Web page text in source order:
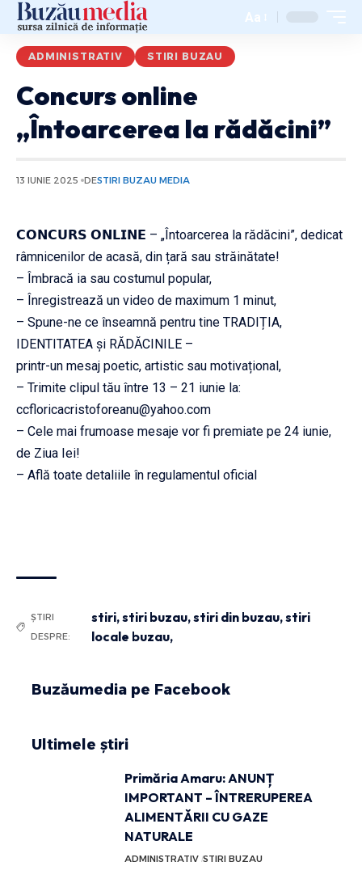
Aa
ADMINISTRATIV STIRI BUZAU
Concurs online
„Întoarcerea la rădăcini”
13 IUNIE 2025 DESTIRI BUZAU MEDIA
𝗖𝗢𝗡𝗖𝗨𝗥𝗦 𝗢𝗡𝗟𝗜𝗡𝗘 – „Întoarcerea la rădăcini”, dedicat
râmnicenilor de acasă, din țară sau străinătate!
– Îmbracă ia sau costumul popular,
– Înregistrează un video de maximum 1 minut,
– Spune-ne ce înseamnă pentru tine TRADIȚIA,
IDENTITATEA și RĂDĂCINILE –
printr-un mesaj poetic, artistic sau motivațional,
– Trimite clipul tău între 13 – 21 iunie la:
ccfloricacristoforeanu@yahoo.com
– Cele mai frumoase mesaje vor fi premiate pe 24 iunie,
de Ziua Iei!
– Află toate detaliile în regulamentul oficial
ȘTIRI
DESPRE:
stiri,stiri buzau,stiri din buzau,stiri
locale buzau,
Buzăumedia pe Facebook
Ultimele știri
Primăria Amaru: ANUNȚ
IMPORTANT – ÎNTRERUPEREA
ALIMENTĂRII CU GAZE
NATURALE
ADMINISTRATIV STIRI BUZAU